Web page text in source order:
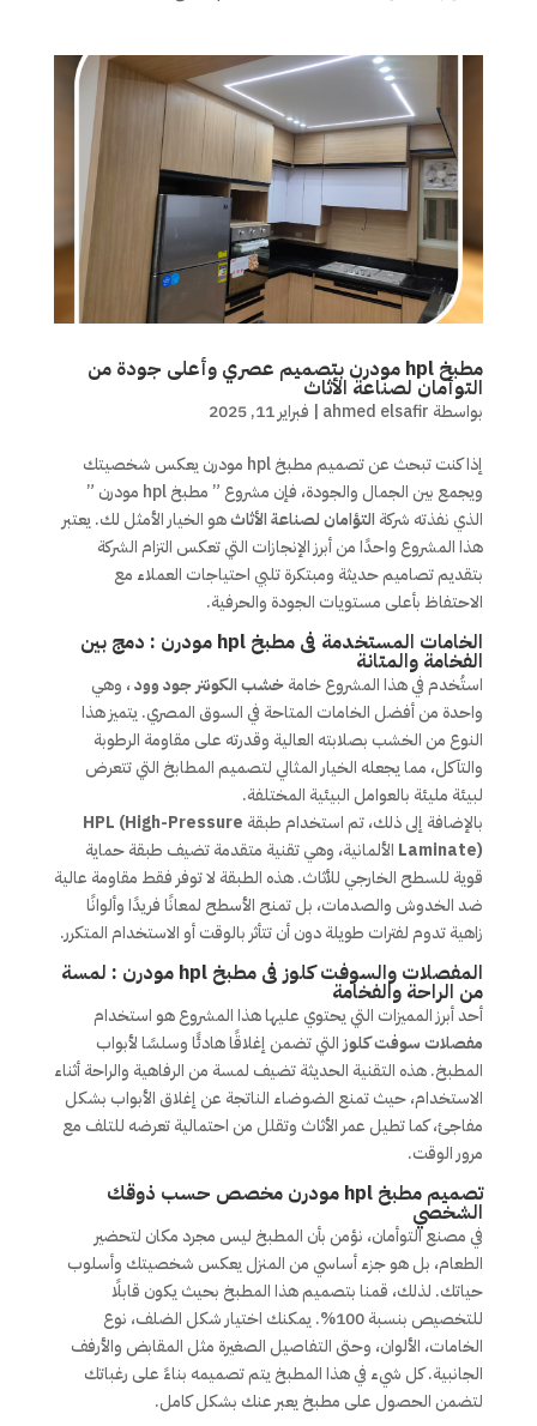
مطبخ hpl مودرن بتصميم عصري وأعلى جودة من
التوأمان لصناعة الأثاث
بواسطة ahmed elsafir
| فبراير 11, 2025
إذا كنت تبحث عن تصميم مطبخ hpl مودرن يعكس شخصيتك
ويجمع بين الجمال والجودة، فإن مشروع ” مطبخ hpl مودرن ”
الذي نفذته شركة التؤامان لصناعة الأثاثهو الخيار الأمثل لك. يعتبر
هذا المشروع واحدًا من أبرز الإنجازات التي تعكس التزام الشركة
بتقديم تصاميم حديثة ومبتكرة تلبي احتياجات العملاء مع
الاحتفاظ بأعلى مستويات الجودة والحرفية.
الخامات المستخدمة فى مطبخ hpl مودرن : دمج بين
الفخامة والمتانة
استُخدم في هذا المشروع خامةخشب الكونتر جود وود، وهي
واحدة من أفضل الخامات المتاحة في السوق المصري. يتميز هذا
النوع من الخشب بصلابته العالية وقدرته على مقاومة الرطوبة
والتآكل، مما يجعله الخيار المثالي لتصميم المطابخ التي تتعرض
لبيئة مليئة بالعوامل البيئية المختلفة.
بالإضافة إلى ذلك، تم استخدام طبقة HPL (High-Pressure
Laminate) الألمانية، وهي تقنية متقدمة تضيف طبقة حماية
قوية للسطح الخارجي للأثاث. هذه الطبقة لا توفر فقط مقاومة عالية
ضد الخدوش والصدمات، بل تمنح الأسطح لمعانًا فريدًا وألوانًا
زاهية تدوم لفترات طويلة دون أن تتأثر بالوقت أو الاستخدام المتكرر.
المفصلات والسوفت كلوز فى مطبخ hpl مودرن : لمسة
من الراحة والفخامة
أحد أبرز المميزات التي يحتوي عليها هذا المشروع هو استخدام
مفصلات سوفت كلوزالتي تضمن إغلاقًا هادئًا وسلسًا لأبواب
المطبخ. هذه التقنية الحديثة تضيف لمسة من الرفاهية والراحة أثناء
الاستخدام، حيث تمنع الضوضاء الناتجة عن إغلاق الأبواب بشكل
مفاجئ، كما تطيل عمر الأثاث وتقلل من احتمالية تعرضه للتلف مع
مرور الوقت.
تصميم مطبخ hpl مودرن مخصص حسب ذوقك
الشخصي
في مصنع التوأمان، نؤمن بأن المطبخ ليس مجرد مكان لتحضير
الطعام، بل هو جزء أساسي من المنزل يعكس شخصيتك وأسلوب
حياتك. لذلك، قمنا بتصميم هذا المطبخ بحيث يكون قابلًا
للتخصيص بنسبة 100%. يمكنك اختيار شكل الضلف، نوع
الخامات، الألوان، وحتى التفاصيل الصغيرة مثل المقابض والأرفف
الجانبية. كل شيء في هذا المطبخ يتم تصميمه بناءً على رغباتك
لتضمن الحصول على مطبخ يعبر عنك بشكل كامل.